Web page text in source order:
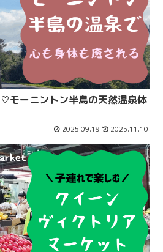
モーニントン半島の天然温泉体
2025.09.19 2025.11.10